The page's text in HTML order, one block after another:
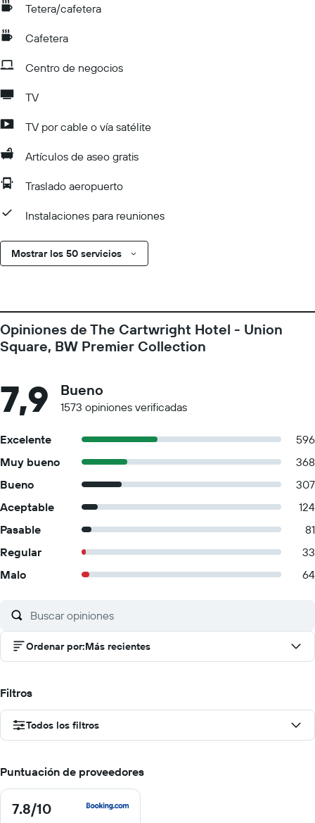
Tetera/cafetera
Cafetera
Centro de negocios
TV
TV por cable o vía satélite
Artículos de aseo gratis
Traslado aeropuerto
Instalaciones para reuniones
Mostrar los 50 servicios
Opiniones de The Cartwright Hotel - Union
Square, BW Premier Collection
7,9 Bueno
1573 opiniones verificadas
Excelente
596
Muy bueno
368
Bueno
307
Aceptable
124
Pasable
81
Regular
33
Malo
64
Ordenar por:Más recientes
Filtros
Todos los filtros
Puntuación de proveedores
7.8/10
7.8